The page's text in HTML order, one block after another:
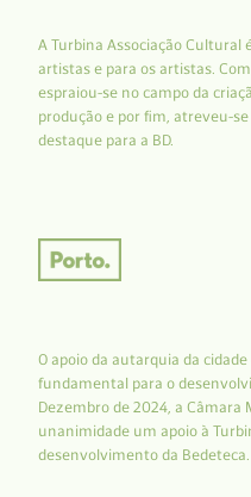
A Turbina Associação Cultural
artistas e para os artistas.
espraiou-se no campo da
produção e por fim, atreveu-
destaque para a BD.
O apoio da autarquia da
fundamental para o
Dezembro de 2024, a Câmara
unanimidade um apoio à
desenvolvimento da Bedeteca.